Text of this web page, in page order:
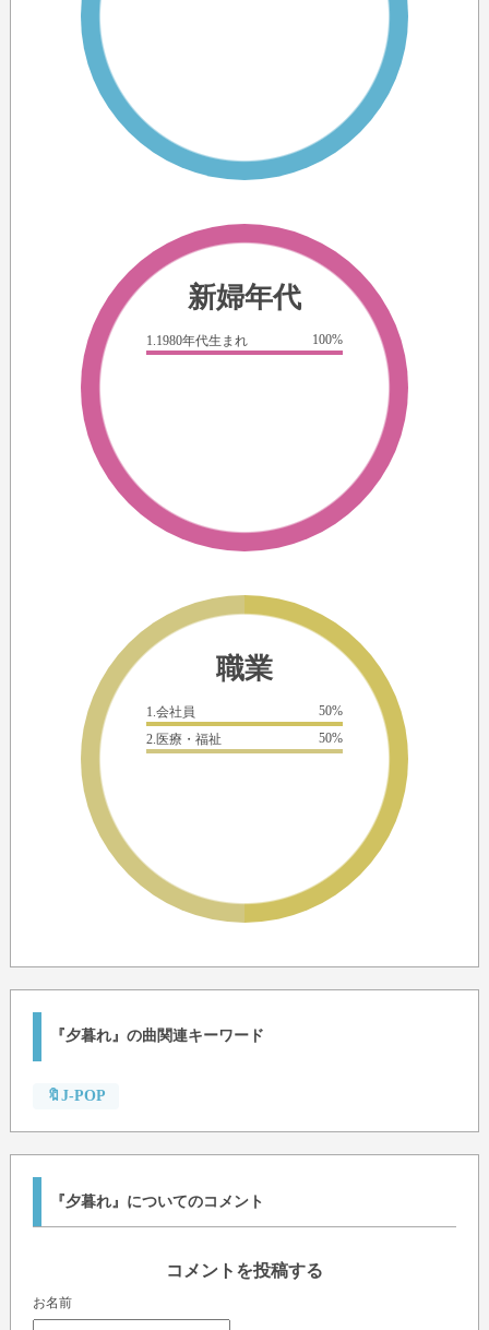
新婦年代
1.1980年代生まれ 100%
職業
1.会社員
50%
2.医療・福祉
50%
『夕暮れ』の曲関連キーワード
🔖J-POP
『夕暮れ』についてのコメント
コメントを投稿する
お名前